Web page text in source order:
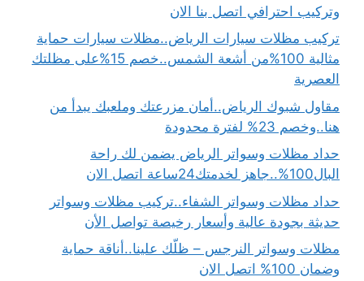
وتركيب احترافي اتصل بنا الان
تركيب مظلات سيارات الرياض..مظلات سيارات حماية
مثالية 100%من أشعة الشمس..خصم 15%على مظلتك
العصرية
مقاول شبوك الرياض..أمان مزرعتك وملعبك يبدأ من
هنا..وخصم 23% لفترة محدودة
حداد مظلات وسواتر الرياض يضمن لك راحة
البال100%..جاهز لخدمتك24ساعة اتصل الان
حداد مظلات وسواتر الشفاء..تركيب مظلات وسواتر
حديثة بجودة عالية وأسعار رخيصة تواصل الأن
مظلات وسواتر النرجس – ظلّك علينا..أناقة حماية
وضمان 100% اتصل الان